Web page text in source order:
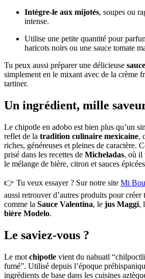
Intègre-le aux mijotés, soupes ou
intense.
Utilise une petite quantité pour
haricots noirs ou une sauce tomate
Tu peux aussi préparer une délicieuse
simplement en le mixant avec de la crème
tartiner.
Un ingrédient, mille
Le chipotle en adobo est bien plus qu’un
reflet de la tradition culinaire mexicaine,
riches, généreuses et pleines de caractère.
prisé dans les recettes de Micheladas, où il
le mélange de bière, citron et sauces
👉 Tu veux essayer ? Sur notre site Mi
aussi retrouver d’autres produits pour
comme la Sauce Valentina, le jus Maggi,
bière Modelo.
Le saviez-vous ?
Le mot chipotle vient du nahuatl
fumé”. Utilisé depuis l’époque
ingrédients de base dans les cuisines